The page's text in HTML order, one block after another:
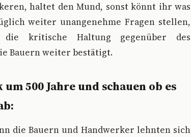
haltet den Mund, sonst könnt ihr was
weiter unangenehme Fragen stellen,
kritische Haltung gegenüber des
Bauern weiter bestätigt.
500 Jahre und schauen ob es
die Bauern und Handwerker lehnten sich